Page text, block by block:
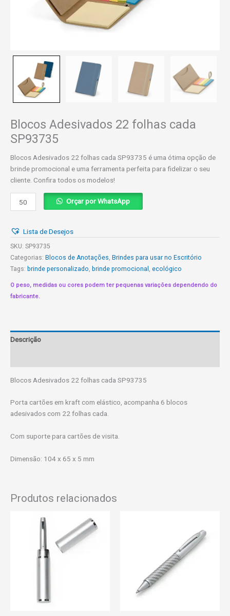
Blocos Adesivados 22 folhas cada
SP93735
Blocos Adesivados 22 folhas cada SP93735 é uma ótima opção de
brinde promocional e uma ferramenta perfeita para fidelizar o seu
cliente. Confira todos os modelos!
Adesivados
folhas
cada
SP93735
quantidade
Orçar por WhatsApp
Lista de Desejos
SKU: SP93735
Categorias: Blocos de Anotações, Brindes para usar no Escritório
Tags: brinde personalizado, brinde promocional , ecológico
O peso, medidas ou cores podem ter pequenas variações dependendo do
fabricante.
Descrição
Blocos Adesivados 22 folhas cada SP93735
Porta cartões em kraft com elástico, acompanha 6 blocos
adesivados com 22 folhas cada.
Com suporte para cartões de visita.
Dimensão: 104 x 65 x 5 mm
Produtos relacionados